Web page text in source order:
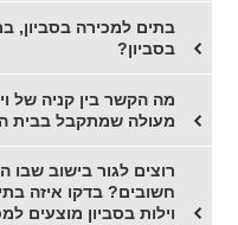
בתים למכירה בסביון,
בסביון?
מה הקשר בין קניה של
מעולה שמתקבל בבית
רוצים לגור בישוב
חשובים? בדקו איזה
וילות בסביון מוצעים